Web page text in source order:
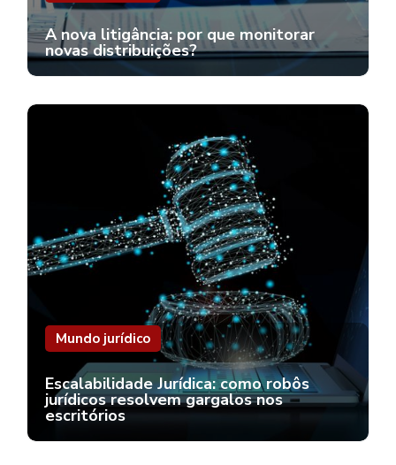
A nova litigância: por que monitorar
novas distribuições?
Mundo jurídico
Escalabilidade Jurídica: como robôs
jurídicos resolvem gargalos nos
escritórios